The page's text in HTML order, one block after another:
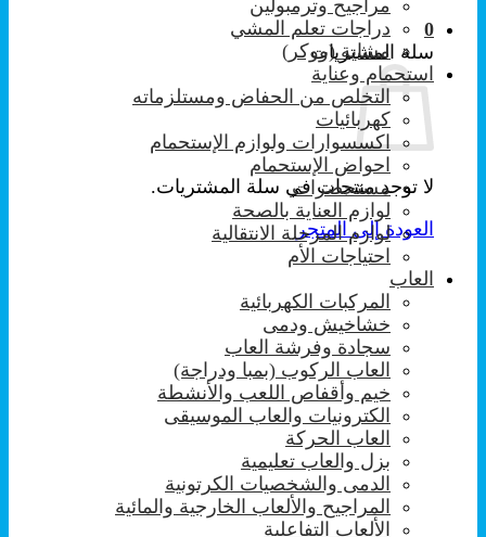
0
سلة المشتريات
لا توجد منتجات في سلة المشتريات.
العودة إلى المتجر
مراجيح وترمبولين
دراجات تعلم المشي
مشاية (ووكر)
استحمام وعناية
التخلص من الحفاض ومستلزماته
كهربائيات
اكسسوارات ولوازم الإستحمام
احواض الإستحمام
مستحضرات
لوازم العناية بالصحة
لوازم المرحلة الانتقالية
احتياجات الأم
العاب
المركبات الكهربائية
خشاخيش ودمى
سجادة وفرشة العاب
العاب الركوب (بمبا ودراجة)
خيم وأقفاص اللعب والأنشطة
الكترونيات والعاب الموسيقى
العاب الحركة
بزل والعاب تعليمية
الدمى والشخصيات الكرتونية
المراجيح والألعاب الخارجية والمائية
الألعاب التفاعلية